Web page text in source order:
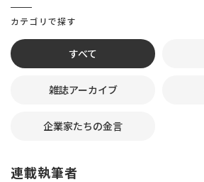
カテゴリで探す
すべて
雑誌アーカイブ
企業家たちの金言
連載執筆者